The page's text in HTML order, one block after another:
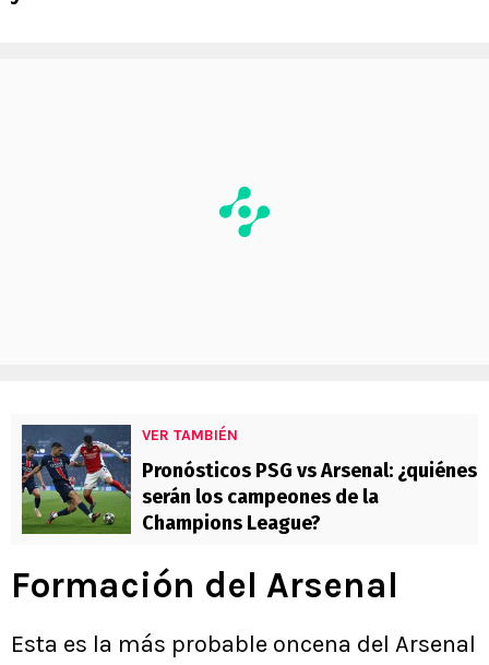
VER TAMBIÉN
Pronósticos PSG vs Arsenal: ¿quiénes
serán los campeones de la
Champions League?
Formación del Arsenal
Esta es la más probable oncena del Arsenal